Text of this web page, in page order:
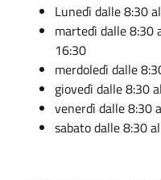
Lunedì dalle 8:30
martedì dalle 8:30
16:30
merdoledì dalle
giovedì dalle 8:30
venerdì dalle 8:30
sabato dalle 8:30